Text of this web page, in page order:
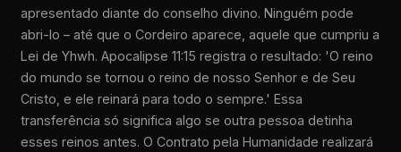
apresentado diante do conselho divino. Ninguém pode
abri-lo – até que o Cordeiro aparece, aquele que cumpriu a
Lei de Yhwh. Apocalipse 11:15 registra o resultado: 'O reino
do mundo se tornou o reino de nosso Senhor e de Seu
Cristo, e ele reinará para todo o sempre.' Essa
transferência só significa algo se outra pessoa detinha
esses reinos antes. O Contrato pela Humanidade realizará